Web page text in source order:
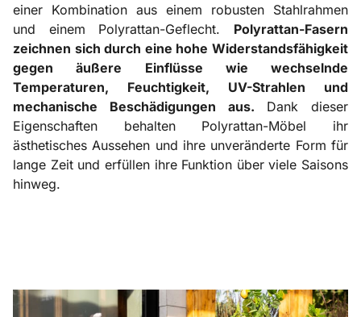
einer Kombination aus einem robusten Stahlrahmen
und einem Polyrattan-Geflecht. Polyrattan-Fasern
zeichnen sich durch eine hohe Widerstandsfähigkeit
gegen äußere Einflüsse wie wechselnde
Temperaturen, Feuchtigkeit, UV-Strahlen und
mechanische Beschädigungen aus. Dank dieser
Eigenschaften behalten Polyrattan-Möbel ihr
ästhetisches Aussehen und ihre unveränderte Form für
lange Zeit und erfüllen ihre Funktion über viele Saisons
hinweg.